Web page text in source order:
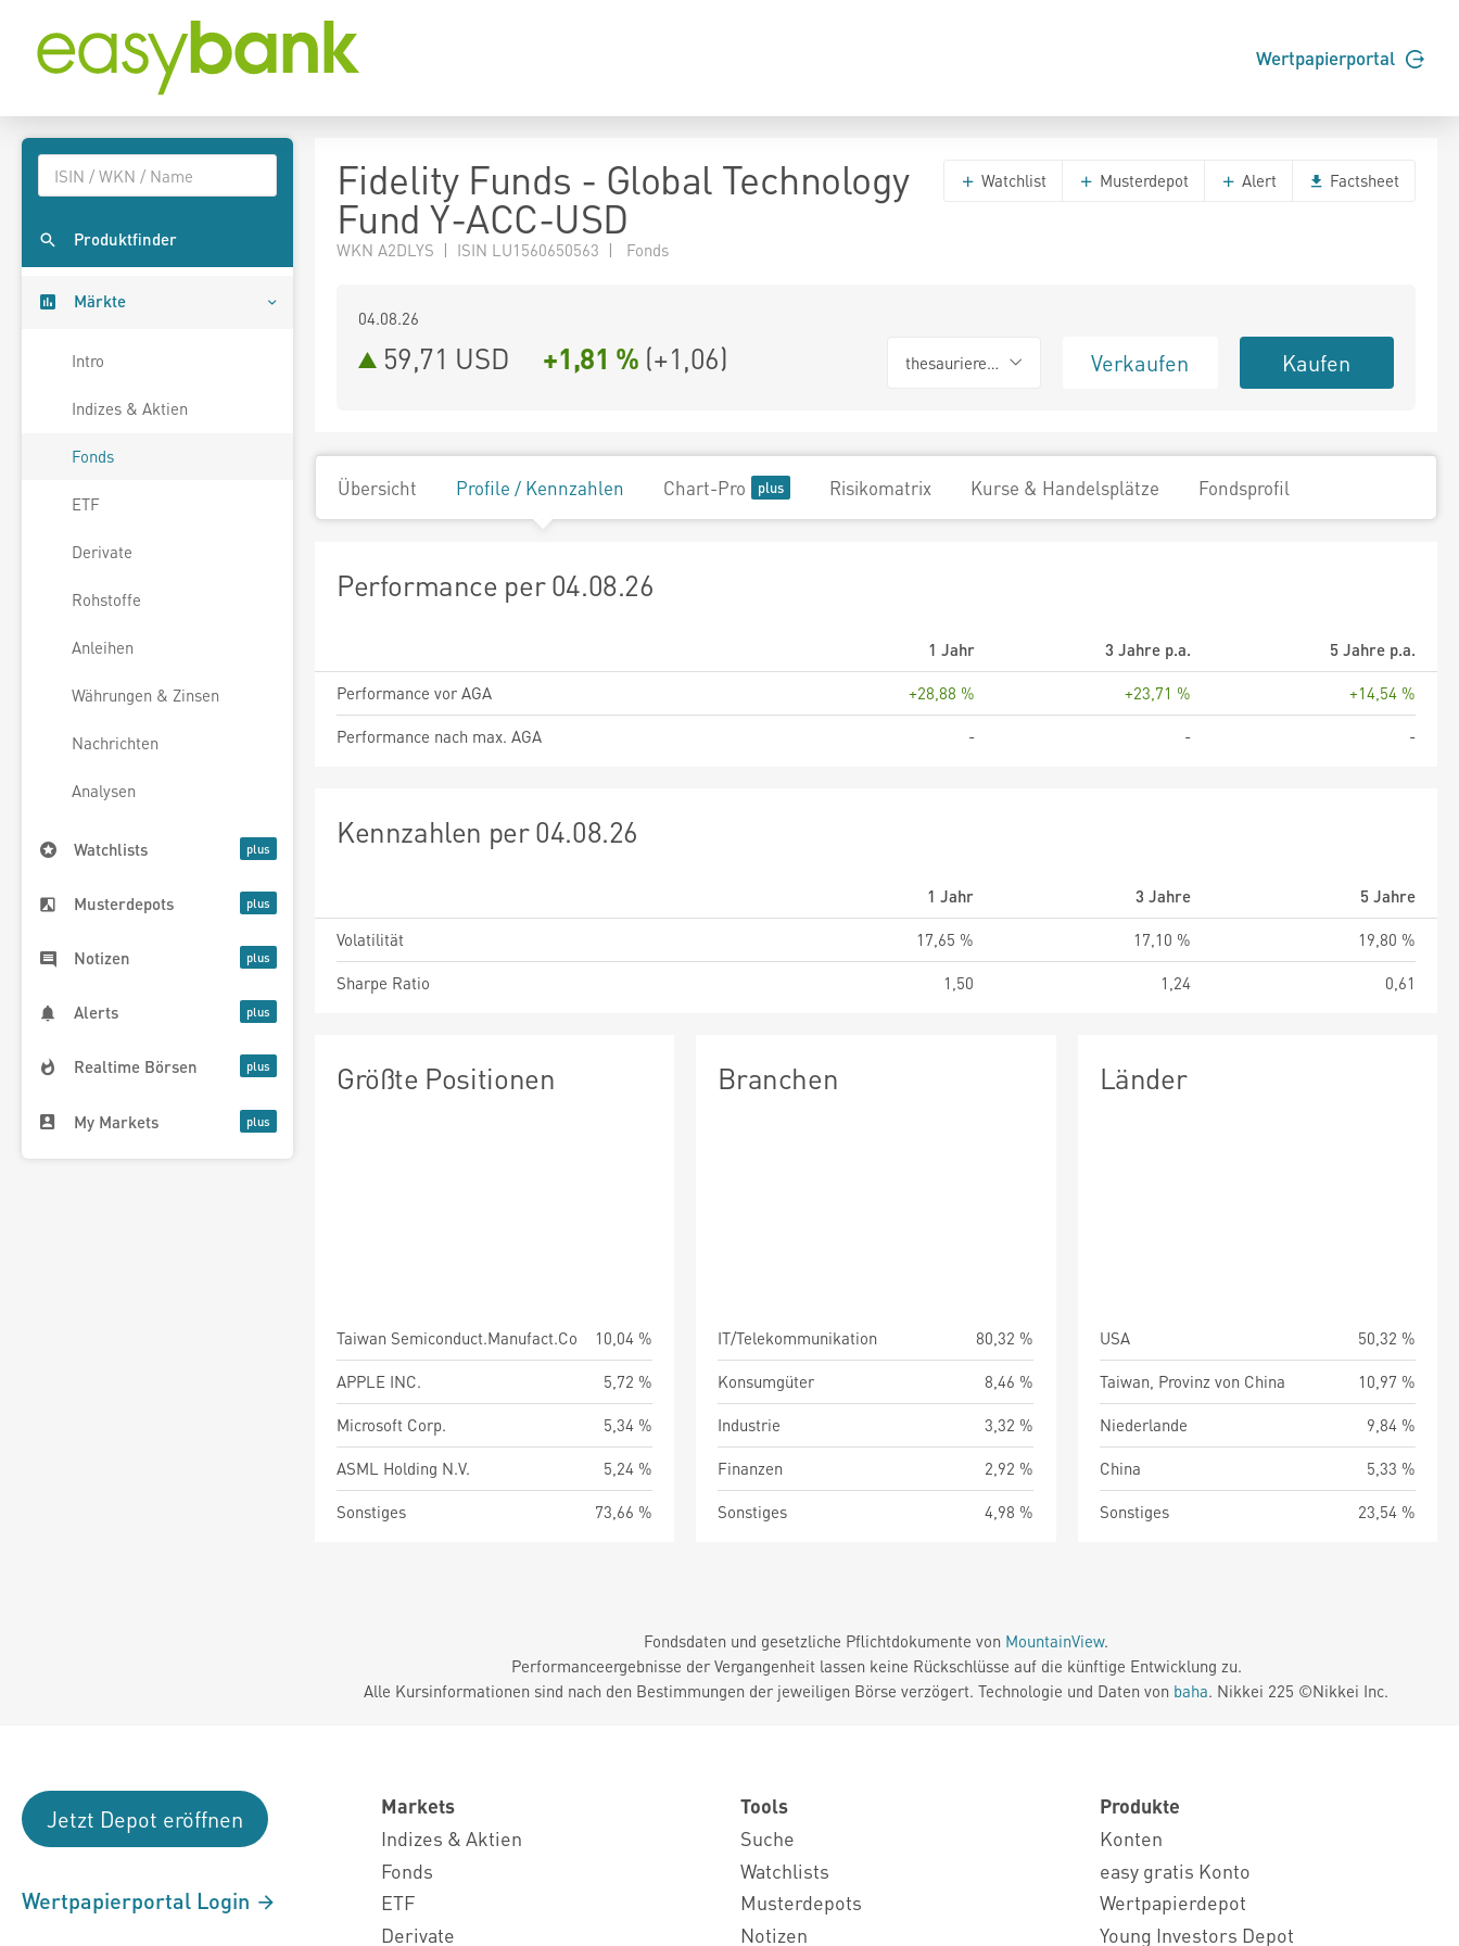
Wertpapierportal
Produktfinder
Märkte
Intro
Indizes & Aktien
Fonds
ETF
Derivate
Rohstoffe
Anleihen
Währungen & Zinsen
Nachrichten
Analysen
Watchlists
Musterdepots
Notizen
Alerts
Realtime Börsen
My Markets
Fidelity Funds - Global Technology
Fund Y-ACC-USD
WKN A2DLYS | ISIN LU1560650563 | Fonds
Watchlist Musterdepot Alert Factsheet
04.08.26
59,71 USD +1,81 % (+1,06) thesaurierend Verkaufen Kaufen
Übersicht Profile / Kennzahlen Chart-Pro Risikomatrix Kurse & Handelsplätze Fondsprofil
Performance per 04.08.26
1 Jahr 3 Jahre p.a.
5 Jahre p.a.
Performance vor AGA
+28,88 % +23,71 %
+14,54 %
Performance nach max. AGA
- - -
Kennzahlen per 04.08.26
1 Jahr 3 Jahre
5 Jahre
Volatilität
17,65 % 17,10 %
19,80 %
Sharpe Ratio
1,50 1,24 0,61
Größte Positionen
Taiwan Semiconduct.Manufact.Co
10,04 %
APPLE INC.
5,72 %
Microsoft Corp.
5,34 %
ASML Holding N.V.
5,24 %
Sonstiges
73,66 %
Branchen
IT/Telekommunikation
80,32 %
Konsumgüter
8,46 %
Industrie
3,32 %
Finanzen
2,92 %
Sonstiges
4,98 %
Länder
USA
50,32 %
Taiwan, Provinz von China
10,97 %
Niederlande
9,84 %
China
5,33 %
Sonstiges
23,54 %
Fondsdaten und gesetzliche Pflichtdokumente von MountainView.
Performanceergebnisse der Vergangenheit lassen keine Rückschlüsse auf die künftige Entwicklung zu.
Alle Kursinformationen sind nach den Bestimmungen der jeweiligen Börse verzögert. Technologie und Daten von baha. Nikkei 225 ©Nikkei Inc.
Jetzt Depot eröffnen
Wertpapierportal Login
Markets
Indizes & Aktien
Fonds
ETF
Derivate
Tools
Suche
Watchlists
Musterdepots
Notizen
Produkte
Konten
easy gratis Konto
Wertpapierdepot
Young Investors Depot